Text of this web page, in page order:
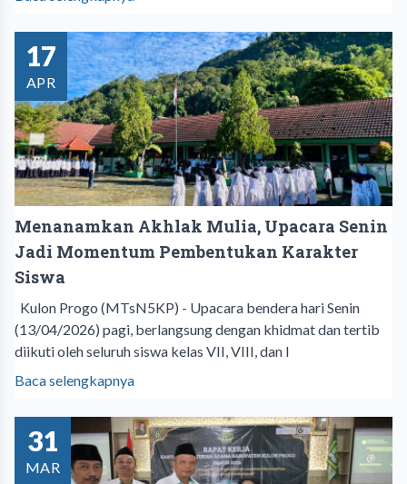
17
APR
Menanamkan Akhlak Mulia, Upacara Senin
Jadi Momentum Pembentukan Karakter
Siswa
Kulon Progo (MTsN5KP) - Upacara bendera hari Senin
(13/04/2026) pagi, berlangsung dengan khidmat dan tertib
diikuti oleh seluruh siswa kelas VII, VIII, dan I
Baca selengkapnya
31
MAR